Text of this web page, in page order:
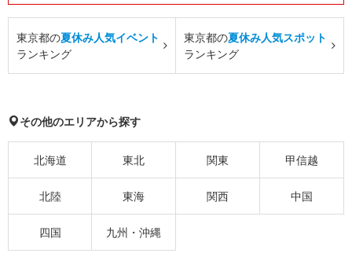
東京都の夏休み人気イベント
ランキング
東京都の夏休み人気スポット
ランキング
その他のエリアから探す
北海道 東北 関東 甲信越
北陸 東海 関西 中国
四国 九州・沖縄